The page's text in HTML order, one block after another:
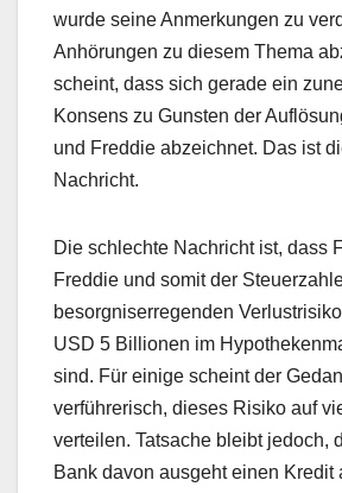
wurde seine Anmerkungen zu
Anhörungen zu diesem Thema
scheint, dass sich gerade ein
Konsens zu Gunsten der
und Freddie abzeichnet. Das ist
Nachricht.
Die schlechte Nachricht ist, dass
Freddie und somit der
besorgniserregenden
USD 5 Billionen im
sind. Für einige scheint der
verführerisch, dieses Risiko auf
verteilen. Tatsache bleibt jedoch,
Bank davon ausgeht einen Kredit